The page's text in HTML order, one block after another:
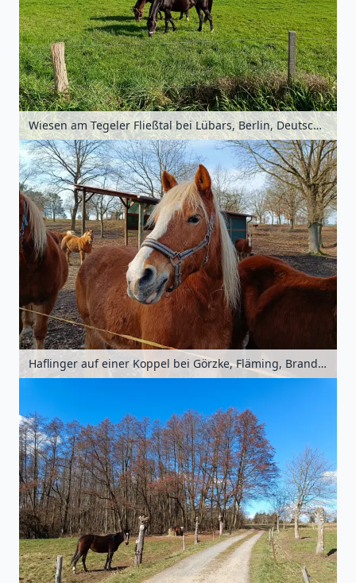
Wiesen am Tegeler Fließtal bei Lübars, Berlin, Deutschland
Haflinger auf einer Koppel bei Görzke, Fläming, Brandenburg, Deutschland